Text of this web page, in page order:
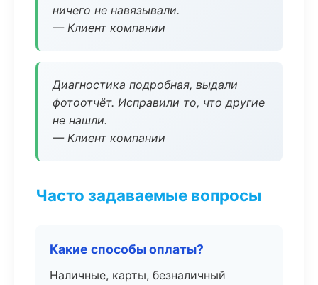
ничего не навязывали.
— Клиент компании
Диагностика подробная, выдали
фотоотчёт. Исправили то, что другие
не нашли.
— Клиент компании
Часто задаваемые вопросы
Какие способы оплаты?
Наличные, карты, безналичный